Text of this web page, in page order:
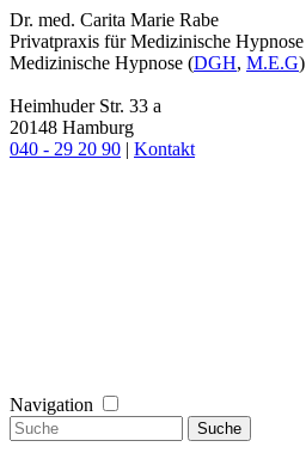
Dr. med. Carita Marie Rabe
Privatpraxis für Medizinische Hypnose
Medizinische Hypnose (DGH, M.E.G)
Heimhuder Str. 33 a
20148 Hamburg
040 - 29 20 90 | Kontakt
Navigation